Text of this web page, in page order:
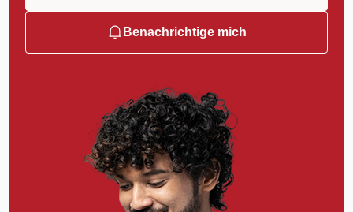
Benachrichtige mich